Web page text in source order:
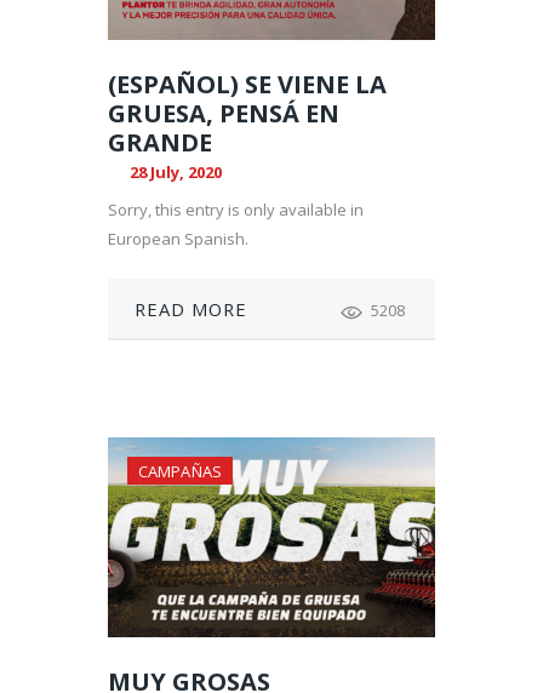
(ESPAÑOL) SE VIENE LA
GRUESA, PENSÁ EN
GRANDE
28 July, 2020
Sorry, this entry is only available in
European Spanish.
READ MORE 5208
CAMPAÑAS
MUY GROSAS